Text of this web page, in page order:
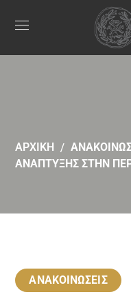
ΑΡΧΙΚΗ
ΑΝΑΠΤΥΞΗΣ ΣΤΗΝ
ΑΝΑΚΟΙΝΩΣΕΙΣ